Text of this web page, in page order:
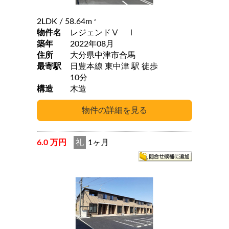
2LDK / 58.64m 2
物件名
レジェンドⅤ Ⅰ
築年
2022年08月
住所
大分県中津市合馬
最寄駅
日豊本線 東中津 駅 徒歩
10分
構造
木造
6.0 万円 礼 1ヶ月